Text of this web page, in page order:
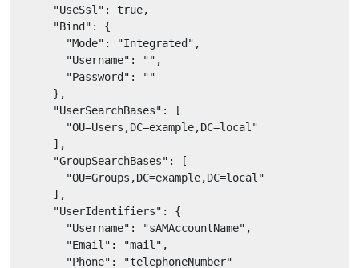
"UseSsl" : true,
"Bind" : {
"Mode" : "Integrated" ,
"Username" : "" ,
"Password" :
""
      },
"UserSearchBases" : [
"OU=Users,DC=example,DC=local"
      ],
"GroupSearchBases" : [
"OU=Groups,DC=example,DC=local"
      ],
"UserIdentifiers" : {
"Username" : "sAMAccountName" ,
"Email" : "mail" ,
"Phone" :
"telephoneNumber"